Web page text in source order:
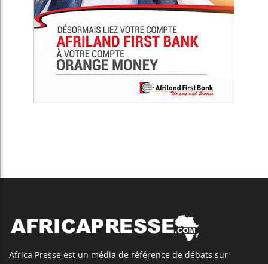
Africa Presse est un média de référence de débats sur